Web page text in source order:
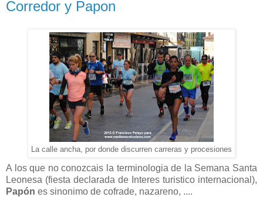
Corredor y Papon
La calle ancha, por donde discurren carreras y procesiones
A los que no conozcais la terminologia de la Semana Santa
Leonesa (fiesta declarada de Interes turistico internacional),
Papón es sinonimo de cofrade, nazareno, ....